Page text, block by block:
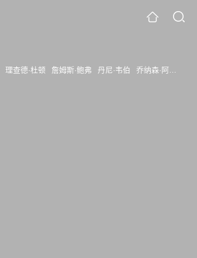
理查德·杜顿 詹姆斯·鲍弗 丹尼·韦伯 乔纳森·阿里斯